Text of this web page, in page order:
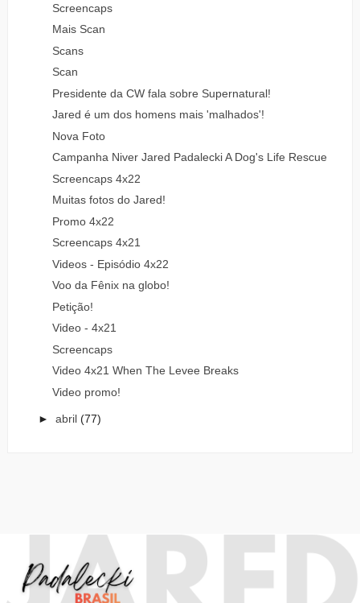
Screencaps
Mais Scan
Scans
Scan
Presidente da CW fala sobre Supernatural!
Jared é um dos homens mais 'malhados'!
Nova Foto
Campanha Niver Jared Padalecki A Dog's Life Rescue
Screencaps 4x22
Muitas fotos do Jared!
Promo 4x22
Screencaps 4x21
Videos - Episódio 4x22
Voo da Fênix na globo!
Petição!
Video - 4x21
Screencaps
Video 4x21 When The Levee Breaks
Video promo!
► abril (77)